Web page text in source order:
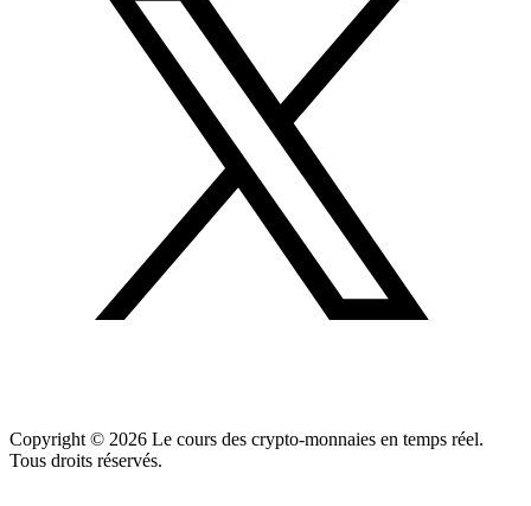
Copyright © 2026 Le cours des crypto-monnaies en temps réel.
Tous droits réservés.